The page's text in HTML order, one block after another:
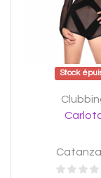
Stock